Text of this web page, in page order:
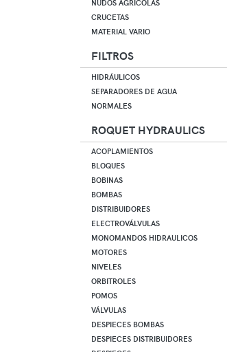
NUDOS AGRÍCOLAS
CRUCETAS
MATERIAL VARIO
FILTROS
HIDRÁULICOS
SEPARADORES DE AGUA
NORMALES
ROQUET HYDRAULICS
ACOPLAMIENTOS
BLOQUES
BOBINAS
BOMBAS
DISTRIBUIDORES
ELECTROVÁLVULAS
MONOMANDOS HIDRAULICOS
MOTORES
NIVELES
ORBITROLES
POMOS
VÁLVULAS
DESPIECES BOMBAS
DESPIECES DISTRIBUIDORES